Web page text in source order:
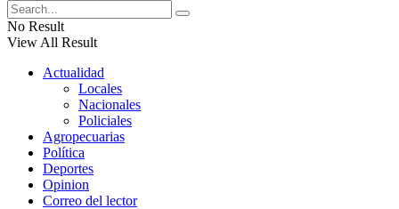
No Result
View All Result
Actualidad
Locales
Nacionales
Policiales
Agropecuarias
Política
Deportes
Opinion
Correo del lector